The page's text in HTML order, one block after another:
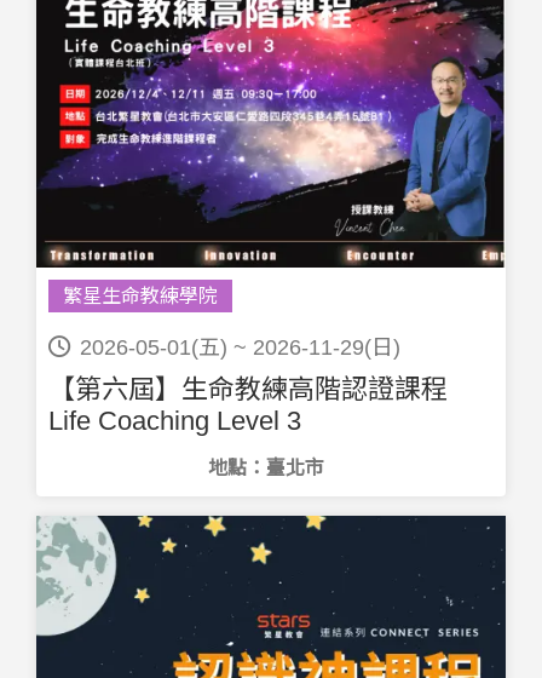
繁星生命教練學院
2026-05-01(五) ~ 2026-11-29(日)
【第六屆】生命教練高階認證課程
Life Coaching Level 3
地點：臺北市